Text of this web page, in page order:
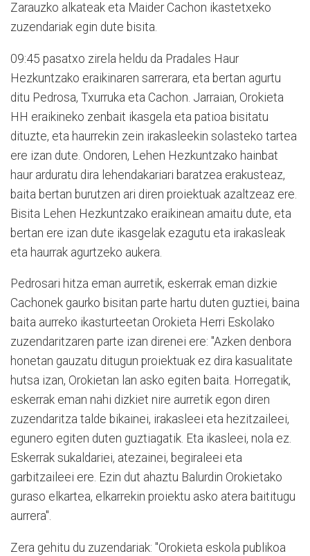
Zarauzko alkateak eta Maider Cachon ikastetxeko
zuzendariak egin dute bisita.
09:45 pasatxo zirela heldu da Pradales Haur
Hezkuntzako eraikinaren sarrerara, eta bertan agurtu
ditu Pedrosa, Txurruka eta Cachon. Jarraian, Orokieta
HH eraikineko zenbait ikasgela eta patioa bisitatu
dituzte, eta haurrekin zein irakasleekin solasteko tartea
ere izan dute. Ondoren, Lehen Hezkuntzako hainbat
haur arduratu dira lehendakariari baratzea erakusteaz,
baita bertan burutzen ari diren proiektuak azaltzeaz ere.
Bisita Lehen Hezkuntzako eraikinean amaitu dute, eta
bertan ere izan dute ikasgelak ezagutu eta irakasleak
eta haurrak agurtzeko aukera.
Pedrosari hitza eman aurretik, eskerrak eman dizkie
Cachonek gaurko bisitan parte hartu duten guztiei, baina
baita aurreko ikasturteetan Orokieta Herri Eskolako
zuzendaritzaren parte izan direnei ere: "Azken denbora
honetan gauzatu ditugun proiektuak ez dira kasualitate
hutsa izan, Orokietan lan asko egiten baita. Horregatik,
eskerrak eman nahi dizkiet nire aurretik egon diren
zuzendaritza talde bikainei, irakasleei eta hezitzaileei,
egunero egiten duten guztiagatik. Eta ikasleei, nola ez.
Eskerrak sukaldariei, atezainei, begiraleei eta
garbitzaileei ere. Ezin dut ahaztu Balurdin Orokietako
guraso elkartea, elkarrekin proiektu asko atera baititugu
aurrera".
Zera gehitu du zuzendariak: "Orokieta eskola publikoa